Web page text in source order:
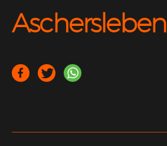
Aschersleben